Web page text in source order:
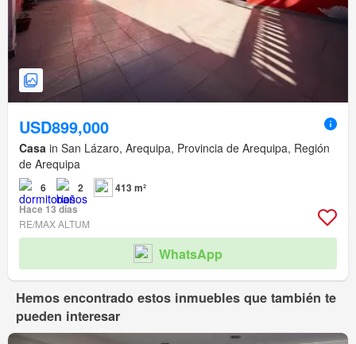
USD899,000
Casa in San Lázaro, Arequipa, Provincia de Arequipa, Región
de Arequipa
6 2
413 m²
Hace 13 días
RE/MAX ALTUM
WhatsApp
Hemos encontrado estos inmuebles que también te
pueden interesar